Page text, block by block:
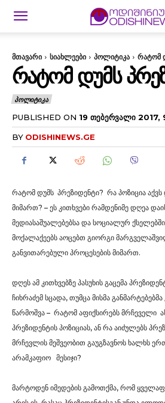
მთავარი სიახლეები პოლიტიკა რატომ
ᲠᲐᲢᲝᲛ ᲓᲣᲛᲡ
ᲞᲝᲚᲘᲢᲘᲙᲐ
PUBLISHED ON 19 ᲗᲔᲑᲔᲠᲕᲐᲚᲘ 2017,
BY ODISHINEWS.GE
რატომ დუმს პრეზიდენტი? რა პოზიცია
მიმართ? – ეს კითხვები რამდენიმე დღეა
მედიასაშუალებებსა და სოციალურ
მოქალაქეებს აოცებთ გიორგი
განვითარებული პროცესების მიმართ.
დღეს ამ კითხვებზე პასუხის გაცემა
ჩიხრაძემ სცადა, თუმცა მისმა
წარმოშვა – რატომ აფიქსირებს მრჩეველი
პრეზიდენტის პოზიციას, ან რა აიძულებს
მრჩევლის მეშვეობით გაუგზავნოს ხალხს
არამკაფიო მესიჯი?
მარტოდენ იმედების გამოთქმა, რომ